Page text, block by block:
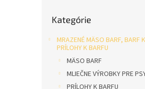
kategórie
Kategórie
MRAZENÉ MÄSO BARF, BARF
PRÍLOHY K BARFU
MÄSO BARF
MLIEČNE VÝROBKY PRE
PRÍLOHY K BARFU